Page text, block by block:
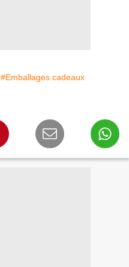
#Emballages cadeaux